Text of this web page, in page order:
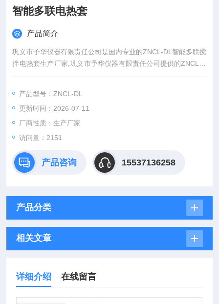
智能多联电热套
产品简介
巩义市予华仪器有限责任公司是国内专业的ZNCL-DL智能多联搅
拌电热套生产厂家,巩义市予华仪器有限责任公司提供的ZNCL-D
L智能多联搅拌电热套不仅具有国内外的技术水平,更有良好的售
产品型号：ZNCL-DL
更新时间：2026-07-11
厂商性质：生产厂家
访问量：2151
产品咨询 15537136258
产品分类
相关文章
详细介绍 在线留言